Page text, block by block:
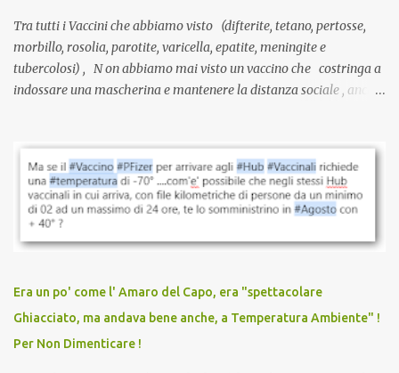
Tra tutti i Vaccini che abbiamo visto (difterite, tetano, pertosse,
morbillo, rosolia, parotite, varicella, epatite, meningite e
tubercolosi) , N on abbiamo mai visto un vaccino che costringa a
indossare una mascherina e mantenere la distanza sociale , anche
vaccinazione. Non avevamo mai sentito parlare di ricompense,
sconti, incentivi per vaccinarsi. Non avevamo mai visto
discriminazioni per coloro che non l’hanno fatto. Se non sei stato
vaccinato, nessuno aveva prima cercato di farti sentire una
persona cattiva. Non avevamo mai visto un vaccino che minacci le
vaccino usato per minacciare i mezzi di sussistenza, il lavoro o la
scuola. Non avevamo mai visto un vaccino che permettesse a un
dodicenne di ignorare il consenso dei genitori. Dopo tutti i vaccini
che abbiamo elencato sopra...
Era un po' come l' Amaro del Capo, era "spettacolare
Ghiacciato, ma andava bene anche, a Temperatura Ambiente" !
Per Non Dimenticare !